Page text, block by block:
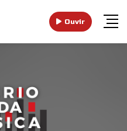
Ouvir